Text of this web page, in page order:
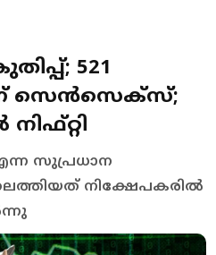
521
സെൻസെക്സ്;
എന്ന സുപ്രധാന
നിക്ഷേപകരിൽ